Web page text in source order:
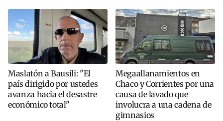
Maslatón a Bausili: "El
país dirigido por ustedes
avanza hacia el desastre
económico total"
Megaallanamientos en
Chaco y Corrientes por una
causa de lavado que
involucra a una cadena de
gimnasios